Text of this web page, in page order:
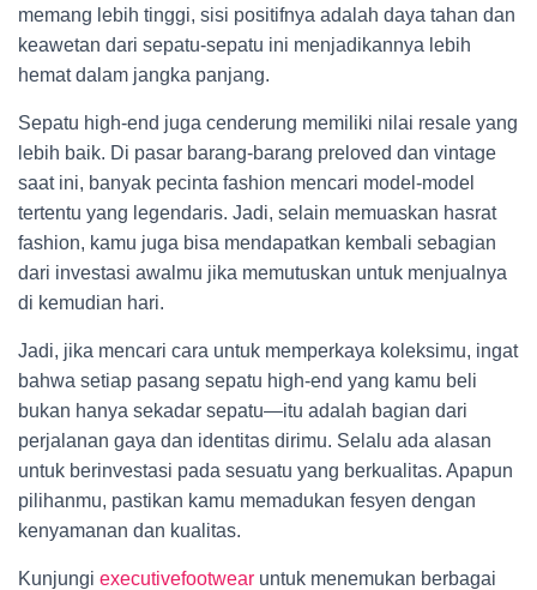
memang lebih tinggi, sisi positifnya adalah daya tahan dan
keawetan dari sepatu-sepatu ini menjadikannya lebih
hemat dalam jangka panjang.
Sepatu high-end juga cenderung memiliki nilai resale yang
lebih baik. Di pasar barang-barang preloved dan vintage
saat ini, banyak pecinta fashion mencari model-model
tertentu yang legendaris. Jadi, selain memuaskan hasrat
fashion, kamu juga bisa mendapatkan kembali sebagian
dari investasi awalmu jika memutuskan untuk menjualnya
di kemudian hari.
Jadi, jika mencari cara untuk memperkaya koleksimu, ingat
bahwa setiap pasang sepatu high-end yang kamu beli
bukan hanya sekadar sepatu—itu adalah bagian dari
perjalanan gaya dan identitas dirimu. Selalu ada alasan
untuk berinvestasi pada sesuatu yang berkualitas. Apapun
pilihanmu, pastikan kamu memadukan fesyen dengan
kenyamanan dan kualitas.
Kunjungi executivefootwear untuk menemukan berbagai